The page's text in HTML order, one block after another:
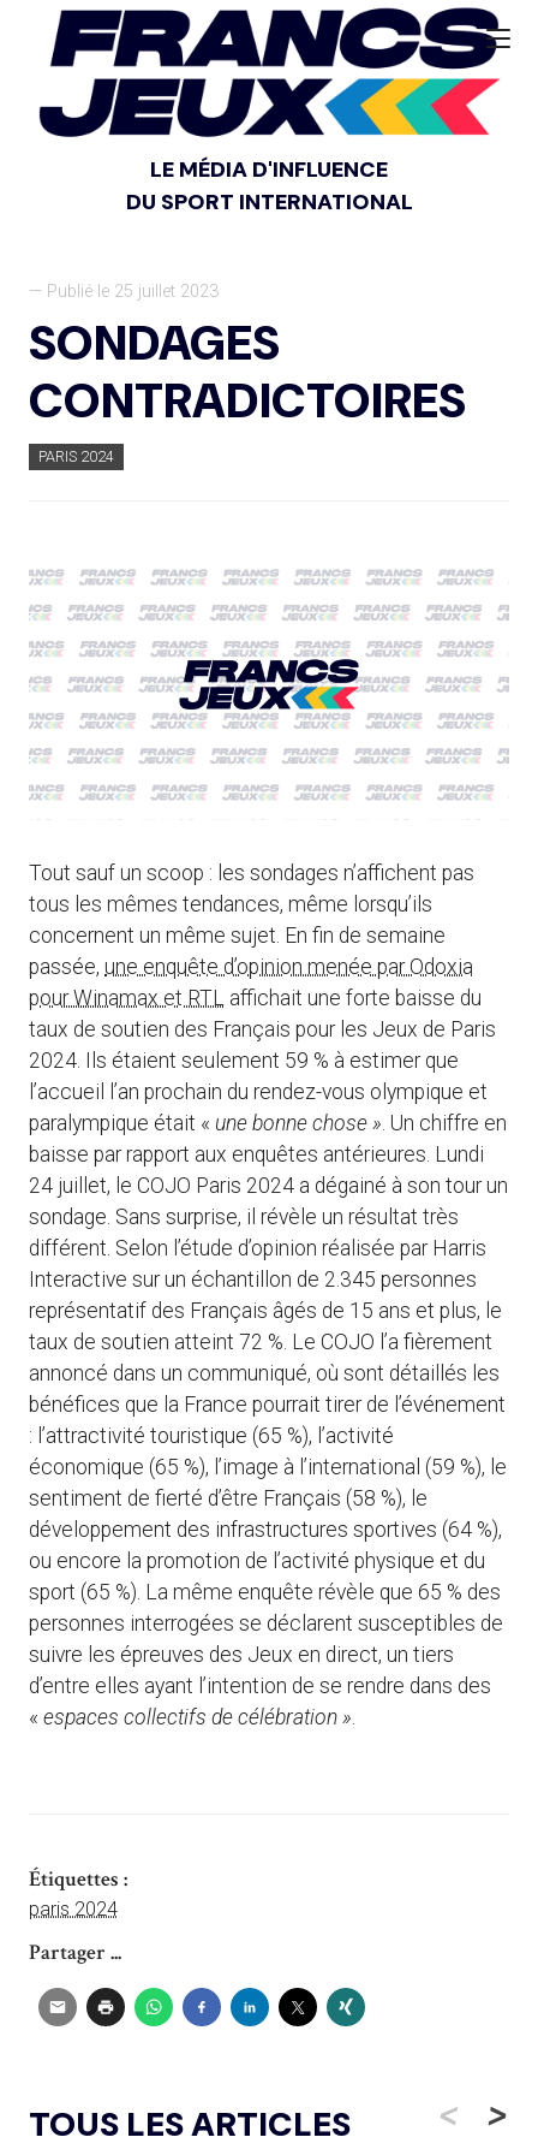
LE MÉDIA D'INFLUENCE
DU SPORT INTERNATIONAL
— Publié le 25 juillet 2023
SONDAGES
CONTRADICTOIRES
PARIS 2024
Tout sauf un scoop : les sondages n’affichent pas
tous les mêmes tendances, même lorsqu’ils
concernent un même sujet. En fin de semaine
passée, une enquête d’opinion menée par Odoxia
pour Winamax et RTL affichait une forte baisse du
taux de soutien des Français pour les Jeux de Paris
2024. Ils étaient seulement 59 % à estimer que
l’accueil l’an prochain du rendez-vous olympique et
paralympique était « une bonne chose ». Un chiffre en
baisse par rapport aux enquêtes antérieures. Lundi
24 juillet, le COJO Paris 2024 a dégainé à son tour un
sondage. Sans surprise, il révèle un résultat très
différent. Selon l’étude d’opinion réalisée par Harris
Interactive sur un échantillon de 2.345 personnes
représentatif des Français âgés de 15 ans et plus, le
taux de soutien atteint 72 %. Le COJO l’a fièrement
annoncé dans un communiqué, où sont détaillés les
bénéfices que la France pourrait tirer de l’événement
: l’attractivité touristique (65 %), l’activité
économique (65 %), l’image à l’international (59 %), le
sentiment de fierté d’être Français (58 %), le
développement des infrastructures sportives (64 %),
ou encore la promotion de l’activité physique et du
sport (65 %). La même enquête révèle que 65 % des
personnes interrogées se déclarent susceptibles de
suivre les épreuves des Jeux en direct, un tiers
d’entre elles ayant l’intention de se rendre dans des
« espaces collectifs de célébration ».
Étiquettes :
paris 2024
Partager ...
TOUS LES ARTICLES < >